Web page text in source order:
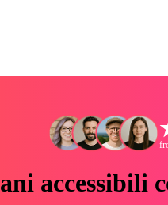
accessibili